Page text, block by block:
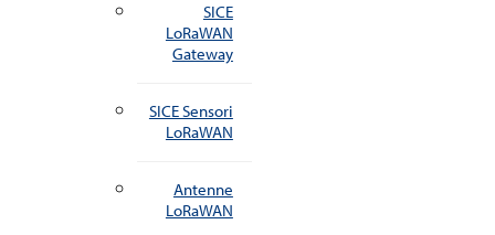
SICE
LoRaWAN
Gateway
SICE Sensori
LoRaWAN
Antenne
LoRaWAN